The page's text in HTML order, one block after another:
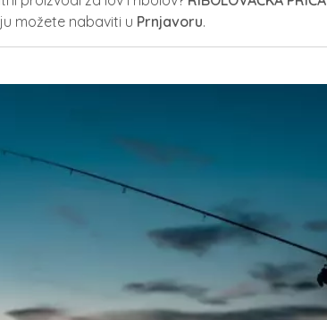
možete nabaviti u Prnjavoru.